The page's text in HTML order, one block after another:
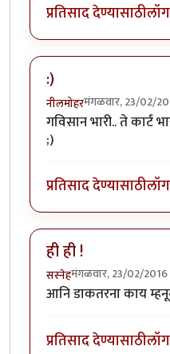
प्रतिसाद देण्यासाठी
:)
नीलमोहरमंगळवार, 23/02/
गविसान भारी.. ते कार्टं
;)
प्रतिसाद देण्यासाठी
ही ही !
सस्नेहमंगळवार, 23/02/
आनि डाकतरना काय
प्रतिसाद देण्यासाठी